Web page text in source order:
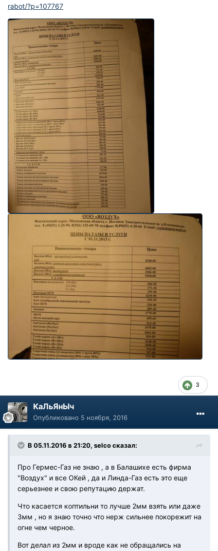
rabot/?p=107767
3
КаЛьЯнЫч
Опубликовано 5 ноября, 2016
В 05.11.2016 в 21:20, selco сказал:
Про Гермес-Газ не знаю , а в Балашихе есть фирма
"Воздух" и все ОКей , да и Линда-Газ есть это еще
серьезнее и свою репутацию держат.
Что касается коптильни то лучше 2мм взять или даже
3мм , но я знаю точно что нерж сильнее покорежит на
огне чем черное.
Вот делал из 2мм и вроде как не обращались на